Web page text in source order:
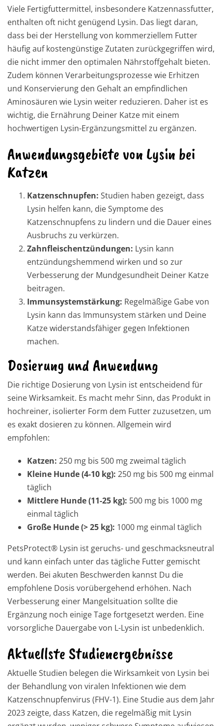
Viele Fertigfuttermittel, insbesondere Katzennassfutter,
enthalten oft nicht genügend Lysin. Das liegt daran,
dass bei der Herstellung von kommerziellem Futter
häufig auf kostengünstige Zutaten zurückgegriffen wird,
die nicht immer den optimalen Nährstoffgehalt bieten.
Zudem können Verarbeitungsprozesse wie Erhitzen
und Konservierung den Gehalt an empfindlichen
Aminosäuren wie Lysin weiter reduzieren. Daher ist es
wichtig, die Ernährung Deiner Katze mit einem
hochwertigen Lysin-Ergänzungsmittel zu ergänzen.
Anwendungsgebiete von Lysin bei
Katzen
Katzenschnupfen: Studien haben gezeigt, dass
Lysin helfen kann, die Symptome des
Katzenschnupfens zu lindern und die Dauer eines
Ausbruchs zu verkürzen.
Zahnfleischentzündungen: Lysin kann
entzündungshemmend wirken und so zur
Verbesserung der Mundgesundheit Deiner Katze
beitragen.
Immunsystemstärkung: Regelmäßige Gabe von
Lysin kann das Immunsystem stärken und Deine
Katze widerstandsfähiger gegen Infektionen
machen.
Dosierung und Anwendung
Die richtige Dosierung von Lysin ist entscheidend für
seine Wirksamkeit. Es macht mehr Sinn, das Produkt in
hochreiner, isolierter Form dem Futter zuzusetzen, um
es exakt dosieren zu können. Allgemein wird
empfohlen:
Katzen: 250 mg bis 500 mg zweimal täglich
Kleine Hunde (4-10 kg): 250 mg bis 500 mg einmal
täglich
Mittlere Hunde (11-25 kg): 500 mg bis 1000 mg
einmal täglich
Große Hunde (> 25 kg): 1000 mg einmal täglich
PetsProtect® Lysin ist geruchs- und geschmacksneutral
und kann einfach unter das tägliche Futter gemischt
werden. Bei akuten Beschwerden kannst Du die
empfohlene Dosis vorübergehend erhöhen. Nach
Verbesserung einer Mangelsituation sollte die
Ergänzung noch einige Tage fortgesetzt werden. Eine
vorsorgliche Dauergabe von L-Lysin ist unbedenklich.
Aktuellste Studienergebnisse
Aktuelle Studien belegen die Wirksamkeit von Lysin bei
der Behandlung von viralen Infektionen wie dem
Katzenschnupfenvirus (FHV-1). Eine Studie aus dem Jahr
2023 zeigte, dass Katzen, die regelmäßig mit Lysin